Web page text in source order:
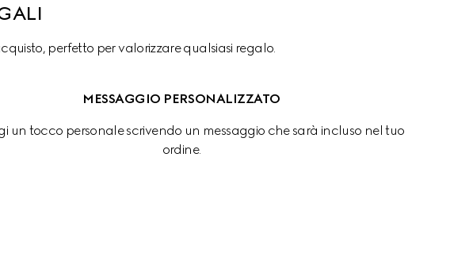
perfetto per valorizzare qualsiasi regalo.
MESSAGGIO PERSONALIZZATO
un tocco personale scrivendo un messaggio che sarà incluso nel tuo
ordine.